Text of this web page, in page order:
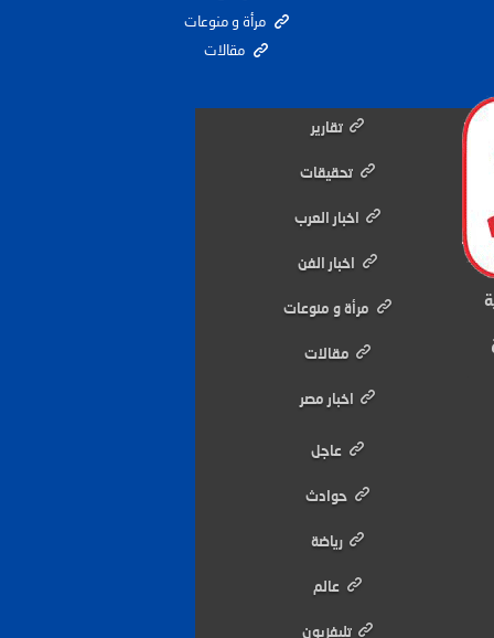
مرأة و منوعات
مقالات
تقارير
تحقيقات
اخبار العرب
اخبار الفن
مرأة و منوعات
مقالات
اخبار مصر
عاجل
حوادث
رياضة
عالم
تليفزيون